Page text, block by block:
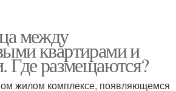
между
квартирами и
Где размещаются?
жилом комплексе, появляющемся